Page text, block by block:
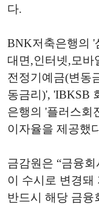
다.
BNK저축은행의 '
대면,인터넷,모바
전정기예금(변동
동금리)', 'IBKSB
은행의 '플러스회
이자율을 제공했
금감원은 “금융
이 수시로 변경돼
반드시 해당 금융